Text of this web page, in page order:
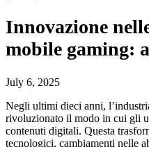
Innovazione
mobile gaming:
July 6, 2025
Negli ultimi dieci anni,
rivoluzionato il modo in cui gli
contenuti digitali. Questa
tecnologici, cambiamenti nelle